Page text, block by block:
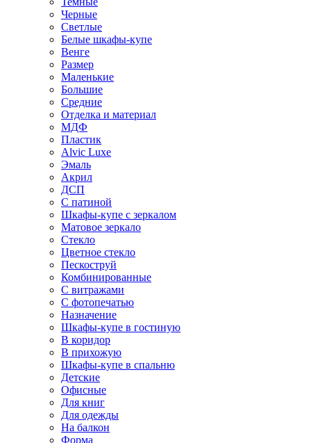
Черные
Светлые
Белые шкафы-купе
Венге
Размер
Маленькие
Большие
Средние
Отделка и материал
МДФ
Пластик
Alvic Luxe
Эмаль
Акрил
ДСП
С патиной
Шкафы-купе с зеркалом
Матовое зеркало
Стекло
Цветное стекло
Пескоструй
Комбинированные
С витражами
С фотопечатью
Назначение
Шкафы-купе в гостиную
В коридор
В прихожую
Шкафы-купе в спальню
Детские
Офисные
Для книг
Для одежды
На балкон
Форма